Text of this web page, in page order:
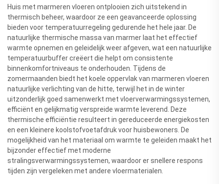
Huis met marmeren vloeren ontplooien zich uitstekend in
thermisch beheer, waardoor ze een geavanceerde oplossing
bieden voor temperatuurregeling gedurende het hele jaar. De
natuurlijke thermische massa van marmer laat het effectief
warmte opnemen en geleidelijk weer afgeven, wat een natuurlijke
temperatuurbuffer creëert die helpt om consistente
binnenkomfortniveaus te onderhouden. Tijdens de
zomermaanden biedt het koele oppervlak van marmeren vloeren
natuurlijke verlichting van de hitte, terwijl het in de winter
uitzonderlijk goed samenwerkt met vloerverwarmingssystemen,
efficiënt en gelijkmatig verspreide warmte leverend. Deze
thermische efficiëntie resulteert in gereduceerde energiekosten
en een kleinere koolstofvoetafdruk voor huisbewoners. De
mogelijkheid van het materiaal om warmte te geleiden maakt het
bijzonder effectief met moderne
stralingsverwarmingssystemen, waardoor er snellere respons
tijden zijn vergeleken met andere vloermaterialen.